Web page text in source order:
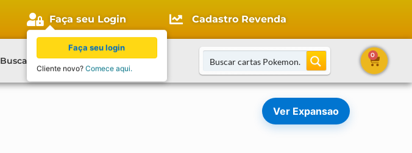
Faça seu Login Cadastro Revenda
Buscar Cartas Blog Contato
0
Ver Expansao
Faça seu login
Cliente novo? Comece aqui.